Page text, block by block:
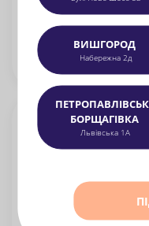
ВИШГОРОД
Набережна 2д
БОРЩАГІВКА
Львівська 1А